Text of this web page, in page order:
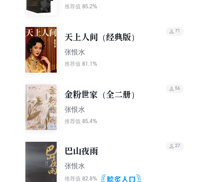
推荐值 85.2%
天上人间（经典版）
张恨水
推荐值 81.1%
71
金粉世家（全二册）
张恨水
推荐值 85.4%
56
巴山夜雨
张恨水
推荐值 82.8%
27